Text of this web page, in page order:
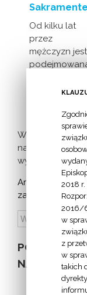
Od kilku lat
przez
mężczyzn jest
milczącej [...]
Więcej
nadchodzących
wydarzeń >
Archiwum
zapowiedzi:
POZOSTAŁE
NA STRONIE
2018 r.
2016/
w
z
w
takich